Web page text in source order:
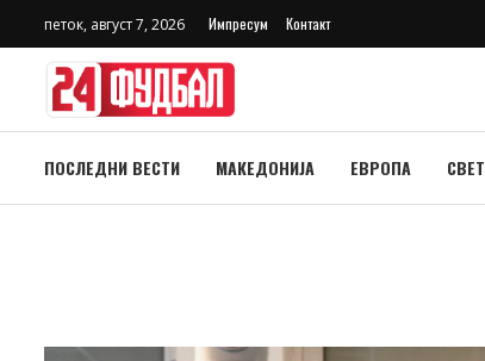
петок, август 7, 2026 Импресум Контакт
ПОСЛЕДНИ ВЕСТИ МАКЕДОНИЈА ЕВРОПА СВЕТ